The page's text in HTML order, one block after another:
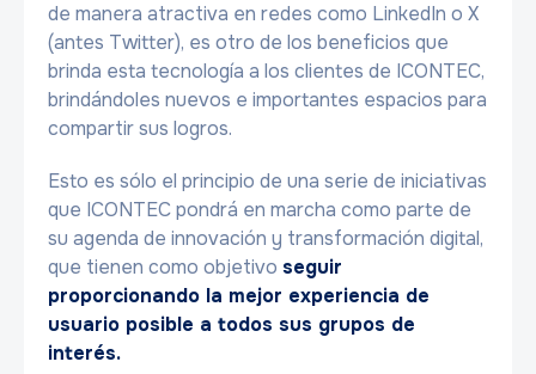
de manera atractiva en redes como LinkedIn o X
(antes Twitter), es otro de los beneficios que
brinda esta tecnología a los clientes de ICONTEC,
brindándoles nuevos e importantes espacios para
compartir sus logros.
Esto es sólo el principio de una serie de iniciativas
que ICONTEC pondrá en marcha como parte de
su agenda de innovación y transformación digital,
que tienen como objetivo seguir
proporcionando la mejor experiencia de
usuario posible a todos sus grupos de
interés.